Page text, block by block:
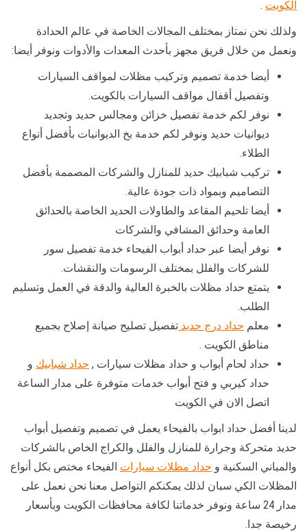
الكويت .
ولذلك نحن نمتاز بمختلف المجالات الخاصة في عالم الحدادة
ونعمل من خلال فريق مجهز بأحدث المعدات والأدوات ونوفر أيضا:
أيضا خدمة تصميم وتركيب مظلات لمواقف السيارات
وتفصيل أقفال مواقف السيارات بالكويت.
نوفر لكم خدمة تفصيل خزائن ومجالس حديد وتجديد
ديوانيات حديد ونوفر لكم خدمة بخ الديوانيات بأفضل أنواع
الطلاء.
تركيب شبابيك حديد للمنازل والشركات المصممة بأفضل
التصاميم وبمواد ذات جودة عالية.
أيضا تلحيم المقاعد والطاولات الحديد الخاصة بالحدائق
العامة وحدائق المشافي والشركات
نوفر أيضا عبر حداد أبواب الفيحاء خدمة تفصيل سور
للشركات والفلل بمختلف الرسومات والنقشات.
يتمتع حداد مظلات بالخبرة العالية والدقة في العمل وتسليم
الطلب.
معلم حداد درج حديد تفصيل تصليح صيانة إصلاح بجميع
مناطق الكويت .
حداد لحام أبواب و حداد مظلات سيارات , حداد شبابيك و
حداد كيربي و فتح أبواب خدمات متوفرة على مدار الساعة
اتصل الان في الكويت
لدينا أفضل حداد ابواب بالفيحاء يعمل في تصميم وتفصيل أبواب
حديد متحركة وجرارة للمنازل والفلل والكراج الخاص بالشركات
والمباني السكنية و حداد مظلات سيارات الفيحاء مختص بكل أنواع
المظلات الكي سبان لذلك يمكنكم التواصل معنا نحن نعمل على
مدار 24 ساعة ونوفر خدماتنا لكافة محافظات الكويت وبأسعار
رخيصة جدا.